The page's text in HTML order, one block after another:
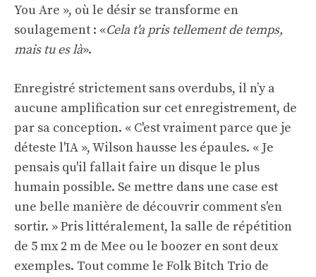
You Are », où le désir se transforme en
soulagement : «Cela t'a pris tellement de temps,
mais tu es là».
Enregistré strictement sans overdubs, il n’y a
aucune amplification sur cet enregistrement, de
par sa conception. « C'est vraiment parce que je
déteste l'IA », Wilson hausse les épaules. « Je
pensais qu'il fallait faire un disque le plus
humain possible. Se mettre dans une case est
une belle manière de découvrir comment s'en
sortir. » Pris littéralement, la salle de répétition
de 5 mx 2 m de Mee ou le boozer en sont deux
exemples. Tout comme le Folk Bitch Trio de